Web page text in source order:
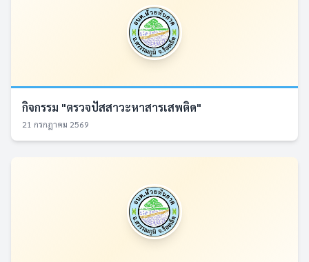
กิจกรรม "ตรวจปัสสาวะหาสารเสพติด"
21 กรกฎาคม 2569